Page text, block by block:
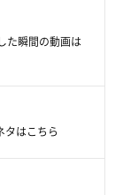
た瞬間の動画は
タはこちら